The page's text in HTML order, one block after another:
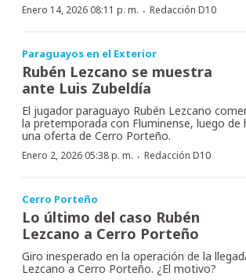
Enero 14, 2026 08:11 p. m. · Redacción D10
Paraguayos en el Exterior
Rubén Lezcano se muestra
ante Luis Zubeldía
El jugador paraguayo Rubén Lezcano
la pretemporada con Fluminense, luego de
una oferta de Cerro Porteño.
Enero 2, 2026 05:38 p. m. · Redacción D10
Cerro Porteño
Lo último del caso Rubén
Lezcano a Cerro Porteño
Giro inesperado en la operación de la
Lezcano a Cerro Porteño. ¿El motivo?